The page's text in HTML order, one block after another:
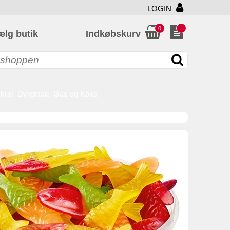
LOGIN
butik Indkøbskurv
0